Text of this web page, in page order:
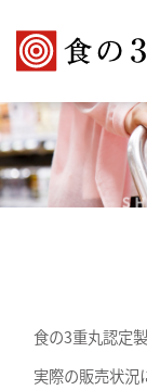
食の3重丸認定
実際の販売状況